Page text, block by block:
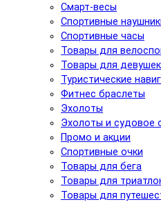
Смарт-весы
Спортивные
Спортивные часы
Товары для
Товары для девушек
Туристические
Фитнес браслеты
Эхолоты
Эхолоты и судовое
Промо и акции
Спортивные очки
Товары для бега
Товары для
Товары для